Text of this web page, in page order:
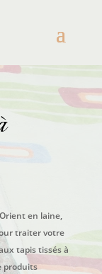
en laine,
traiter votre
tapis tissés à
produits